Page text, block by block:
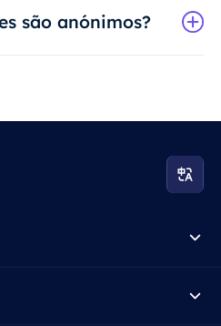
são anónimos?